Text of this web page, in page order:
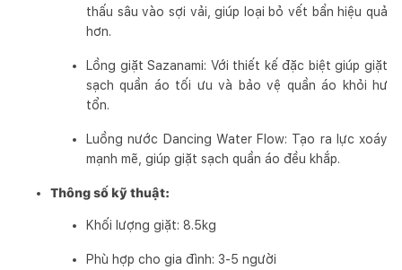
thấu sâu vào sợi vải, giúp loại bỏ vết bẩn hiệu quả
hơn.
Lồng giặt Sazanami: Với thiết kế đặc biệt giúp giặt
sạch quần áo tối ưu và bảo vệ quần áo khỏi hư
tổn.
Luồng nước Dancing Water Flow: Tạo ra lực xoáy
mạnh mẽ, giúp giặt sạch quần áo đều khắp.
Thông số kỹ thuật:
Khối lượng giặt: 8.5kg
Phù hợp cho gia đình: 3-5 người